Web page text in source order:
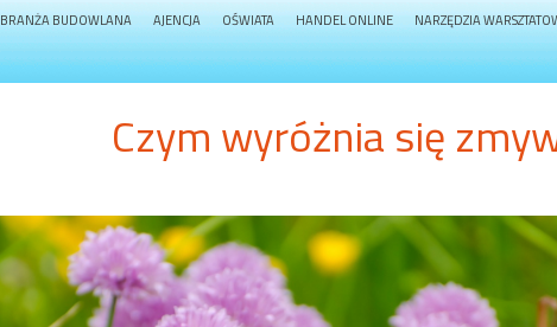
BRANŻA BUDOWLANA AJENCJA OŚWIATA HANDEL ONLINE NARZĘDZIA
Czym wyróżnia się